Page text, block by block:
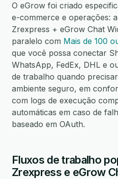
O eGrow foi criado
e-commerce e operações:
Zrexpress + eGrow Chat
paralelo com Mais de 100
que você possa conectar
WhatsApp, FedEx, DHL e
de trabalho quando
ambiente seguro, em
com logs de execução
automáticas em caso de
baseado em OAuth.
Fluxos de trabalho
Zrexpress e eGrow